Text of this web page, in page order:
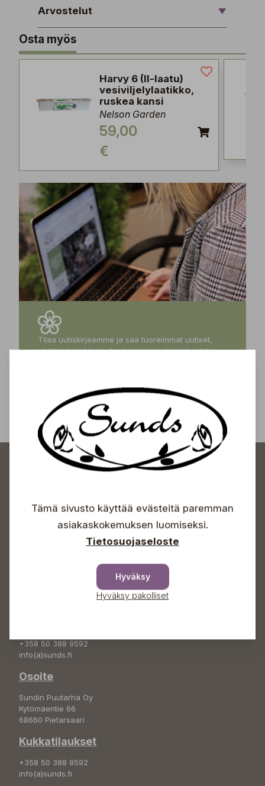
Arvostelut
Osta myös
Harvy 6 (II-laatu)
vesiviljelylaatikko,
ruskea kansi
Nelson Garden
59,00
€
Tilaa uutiskirjeemme ja saa tuoreimmat uutiset,
eksklusiiviset tarjoukset, inspiroivat vinkit sekä
Sundin Puutarhakeskus
Sunnuntaisin Itsepalvelu
+358 50 388 9592
info(a)sunds.fi
Osoite
Sundin Puutarha Oy
Kytömäentie 66
68660 Pietarsaari
Kukkatilaukset
+358 50 388 9592
info(a)sunds.fi
Tämä sivusto käyttää evästeitä paremman
asiakaskokemuksen luomiseksi.
Tietosuojaseloste
Hyväksy
Hyväksy pakolliset